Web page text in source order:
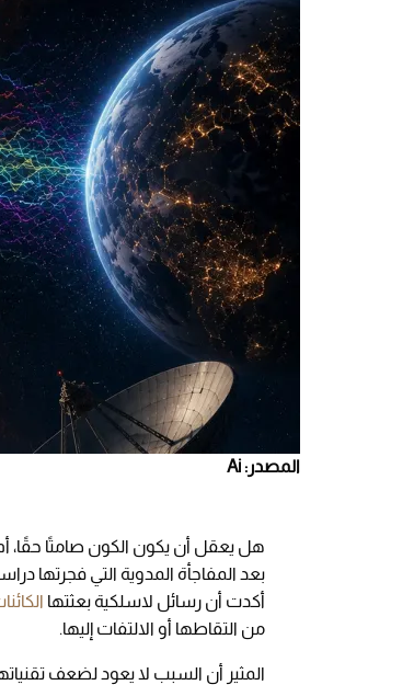
المصدر: Ai
هل يعقل أن يكون الكون صامتًا حقًا،
بعد المفاجأة المدوية التي فجرتها
أكدت أن رسائل لاسلكية بعثتها
من التقاطها أو الالتفات إليها.
المثير أن السبب لا يعود لضعف